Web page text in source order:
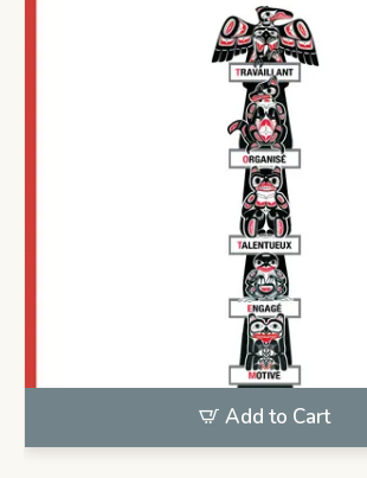
Add to Cart